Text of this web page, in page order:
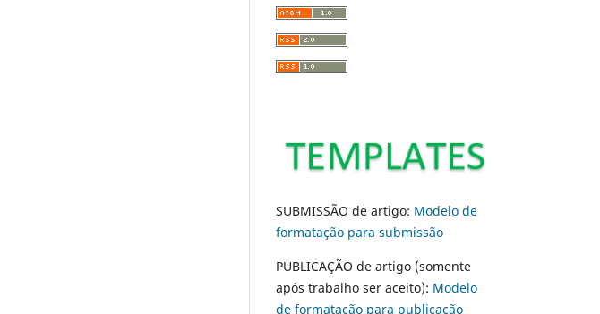
SUBMISSÃO de artigo: Modelo de
formatação para submissão
PUBLICAÇÃO de artigo (somente
após trabalho ser aceito): Modelo
de formatação para publicação